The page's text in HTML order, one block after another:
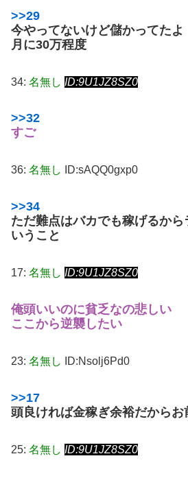
>>29
今やってないけど儲かってたよ
月に30万程度
34: 名無し ID:9U1JZ8SZ0
>>32
すご
36: 名無し ID:sAQQ0gxp0
>>34
ただ難点はバカでも稼げるから
いうこと
17: 名無し ID:9U1JZ8SZ0
俺頭いいのに貧乏なの悲しい
ここから逆襲したい
23: 名無し ID:Nsolj6Pd0
>>17
頭良ければ金稼ぎ余裕だから
25: 名無し ID:9U1JZ8SZ0